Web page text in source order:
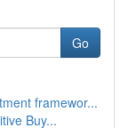
Go
framewor...
Buy...